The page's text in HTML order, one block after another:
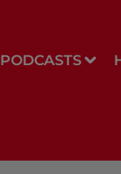
PODCASTS